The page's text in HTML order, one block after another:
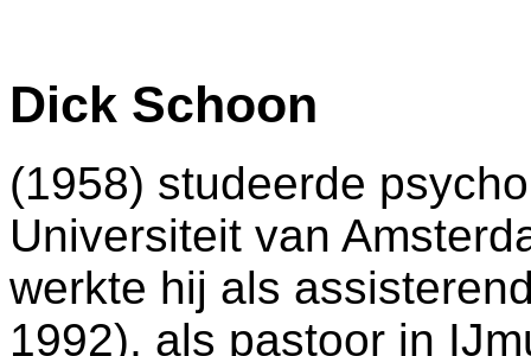
Dick Schoon
(1958) studeerde
Universiteit van
werkte hij als
1992), als pastoor in